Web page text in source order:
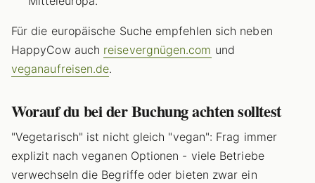
Für die europäische Suche empfehlen sich neben
HappyCow auch reisevergnügen.com und
veganaufreisen.de.
Worauf du bei der Buchung achten solltest
"Vegetarisch" ist nicht gleich "vegan": Frag immer
explizit nach veganen Optionen - viele Betriebe
verwechseln die Begriffe oder bieten zwar ein